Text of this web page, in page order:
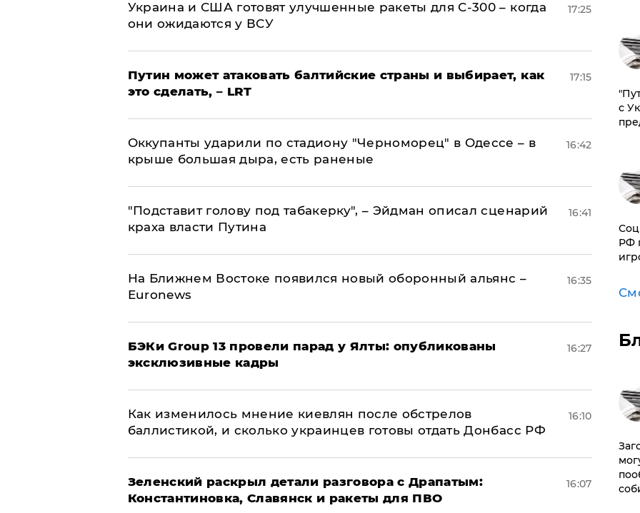
Украина и США готовят улучшенные ракеты для С-300 – когда
они ожидаются у ВСУ
17:25
Путин может атаковать балтийские страны и выбирает, как
это сделать, – LRT
17:15
Оккупанты ударили по стадиону "Черноморец" в Одессе – в
крыше большая дыра, есть раненые
16:42
​"Подставит голову под табакерку", – Эйдман описал сценарий
краха власти Путина
16:41
На Ближнем Востоке появился новый оборонный альянс –
Euronews
16:35
​БЭКи Group 13 провели парад у Ялты: опубликованы
эксклюзивные кадры
16:27
Как изменилось мнение киевлян после обстрелов
баллистикой, и сколько украинцев готовы отдать Донбасс РФ
16:10
​Зеленский раскрыл детали разговора с Драпатым:
Константиновка, Славянск и ракеты для ПВО
16:07
с
РФ